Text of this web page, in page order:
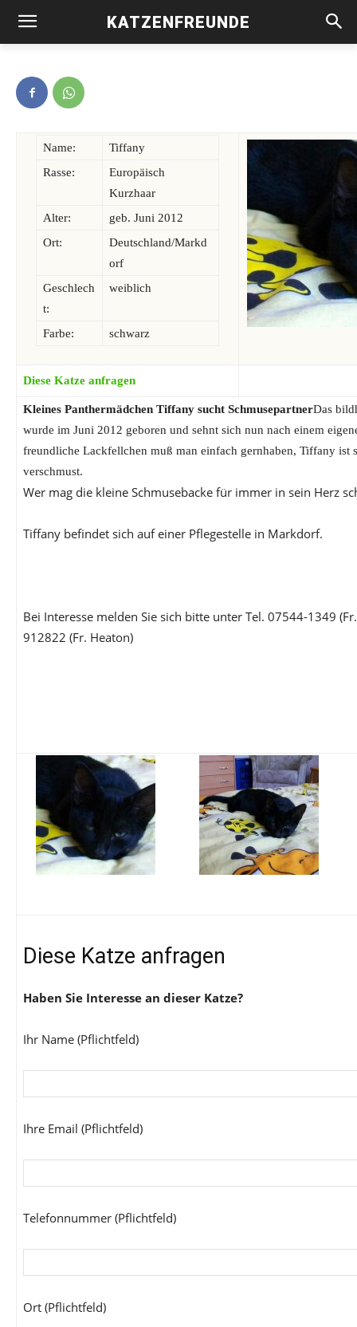
KATZENFREUNDE
Tiffany -vermittelt-
Name:
Tiffany
Rasse:
Europäisch
Kurzhaar
Alter:
geb. Juni 2012
Ort:
Deutschland/Markd
orf
Geschlech
t:
weiblich
Farbe: schwarz
Diese Katze anfragen
Kleines Panthermädchen Tiffany sucht SchmusepartnerDas
wurde im Juni 2012 geboren und sehnt sich nun nach einem
freundliche Lackfellchen muß man einfach gernhaben, Tiffany ist
verschmust.
Wer mag die kleine Schmusebacke für immer in sein Herz
Tiffany befindet sich auf einer Pflegestelle in Markdorf.
Bei Interesse melden Sie sich bitte unter Tel. 07544-1349
912822 (Fr. Heaton)
Diese Katze anfragen
Haben Sie Interesse an dieser Katze?
Ihr Name (Pflichtfeld)
Ihre Email (Pflichtfeld)
Telefonnummer (Pflichtfeld)
Ort (Pflichtfeld)